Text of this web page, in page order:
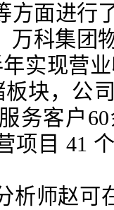
方面进行
万科集团
实现营
板块，公
务客户
项目 41
师赵可